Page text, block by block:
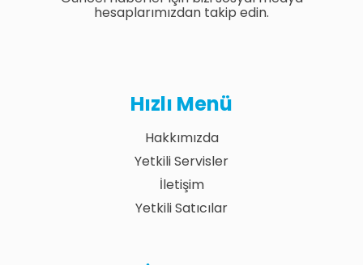
hesaplarımızdan takip edin.
Hızlı Menü
Hakkımızda
Yetkili Servisler
İletişim
Yetkili Satıcılar